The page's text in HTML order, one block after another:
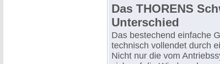
Das THORENS
Unterschied
Das bestechend einfache
technisch vollendet durch
Nicht nur die vom